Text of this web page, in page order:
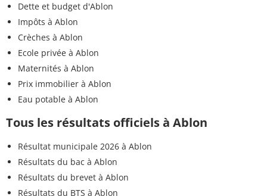
Dette et budget d'Ablon
Impôts à Ablon
Crèches à Ablon
Ecole privée à Ablon
Maternités à Ablon
Prix immobilier à Ablon
Eau potable à Ablon
Tous les résultats officiels à Ablon
Résultat municipale 2026 à Ablon
Résultats du bac à Ablon
Résultats du brevet à Ablon
Résultats du BTS à Ablon